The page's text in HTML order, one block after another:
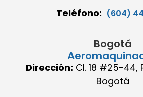
Teléfono: (604)
Bogotá
Dirección: Cl. 18 #25-44,
Bogotá